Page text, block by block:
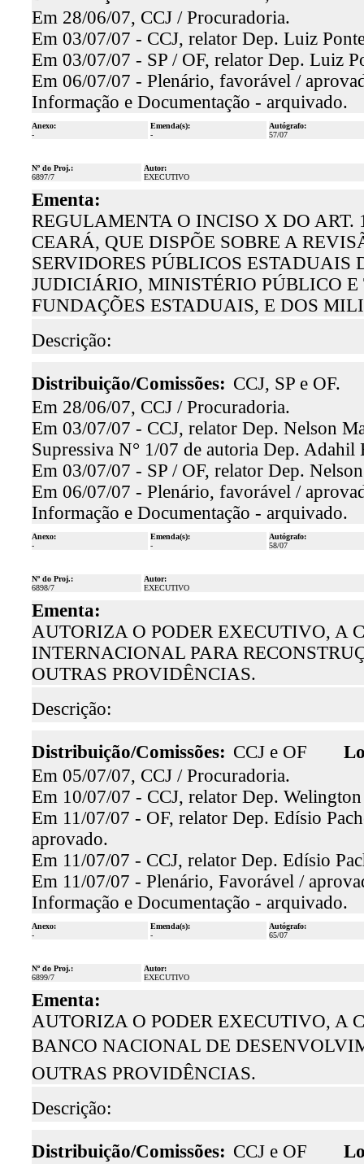
Em 28/06/07, CCJ / Procuradoria.
Em 03/07/07 - CCJ, relator Dep. Luiz
Em 03/07/07 - SP / OF, relator Dep. Luiz
Em 06/07/07 - Plenário, favorável /
Informação e Documentação - arquivado.
Anexo:
-
Emenda(s):
-
Autógrafo:
57/07
Nº do Proj.:
6897/7
Autor:
EXECUTIVO
Ementa:
REGULAMENTA O INCISO X DO
CEARÁ, QUE DISPÕE SOBRE A
SERVIDORES PÚBLICOS
JUDICIÁRIO, MINISTÉRIO PÚBLICO
FUNDAÇÕES ESTADUAIS, E DOS
Descrição:
Distribuição/Comissões: CCJ, SP e OF.
Em 28/06/07, CCJ / Procuradoria.
Em 03/07/07 - CCJ, relator Dep. Nelson
Supressiva N° 1/07 de autoria Dep. Adahil
Em 03/07/07 - SP / OF, relator Dep.
Em 06/07/07 - Plenário, favorável /
Informação e Documentação - arquivado.
Anexo:
-
Emenda(s):
-
Autógrafo:
58/07
Nº do Proj.:
6898/7
Autor:
EXECUTIVO
Ementa:
AUTORIZA O PODER EXECUTIVO, A
INTERNACIONAL PARA
OUTRAS PROVIDÊNCIAS.
Descrição:
Distribuição/Comissões: CCJ e OF
Em 05/07/07, CCJ / Procuradoria.
Em 10/07/07 - CCJ, relator Dep.
Em 11/07/07 - OF, relator Dep. Edísio
aprovado.
Em 11/07/07 - CCJ, relator Dep. Edísio
Em 11/07/07 - Plenário, Favorável /
Informação e Documentação - arquivado.
Anexo:
-
Emenda(s):
-
Autógrafo:
65/07
Nº do Proj.:
6899/7
Autor:
EXECUTIVO
Ementa:
AUTORIZA O PODER EXECUTIVO, A
BANCO NACIONAL DE
OUTRAS PROVIDÊNCIAS.
Descrição:
Distribuição/Comissões: CCJ e OF